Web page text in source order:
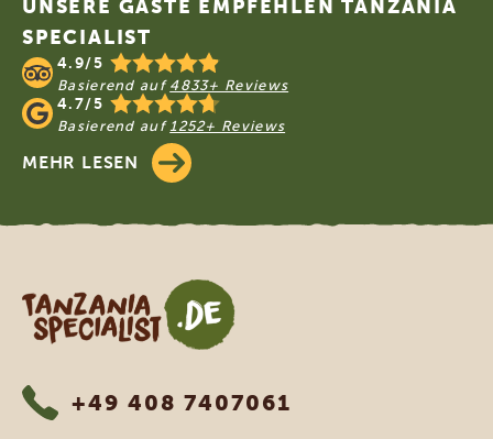
UNSERE GÄSTE EMPFEHLEN TANZANIA
SPECIALIST
4.9/5
Basierend auf 4833+ Reviews
4.7/5
Basierend auf 1252+ Reviews
MEHR LESEN
Tanzania Specialist
+49 408 7407061